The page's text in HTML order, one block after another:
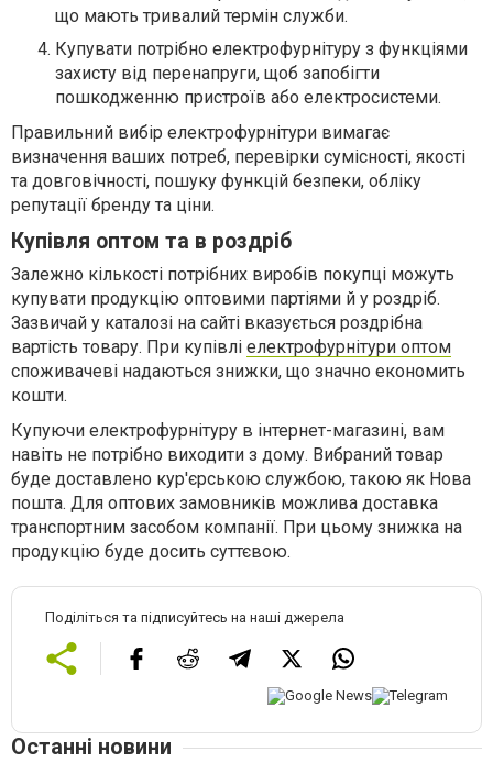
що мають тривалий термін служби.
Купувати потрібно електрофурнітуру з функціями
захисту від перенапруги, щоб запобігти
пошкодженню пристроїв або електросистеми.
Правильний вибір електрофурнітури вимагає
визначення ваших потреб, перевірки сумісності, якості
та довговічності, пошуку функцій безпеки, обліку
репутації бренду та ціни.
Купівля оптом та в роздріб
Залежно кількості потрібних виробів покупці можуть
купувати продукцію оптовими партіями й у роздріб.
Зазвичай у каталозі на сайті вказується роздрібна
вартість товару. При купівлі електрофурнітури оптом
споживачеві надаються знижки, що значно економить
кошти.
Купуючи електрофурнітуру в інтернет-магазині, вам
навіть не потрібно виходити з дому. Вибраний товар
буде доставлено кур'єрською службою, такою як Нова
пошта. Для оптових замовників можлива доставка
транспортним засобом компанії. При цьому знижка на
продукцію буде досить суттєвою.
Поділіться та підписуйтесь на наші джерела
Останні новини